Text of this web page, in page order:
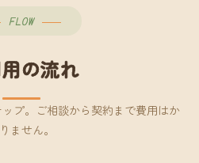
FLOW
の流れ
プ。ご相談から契約まで費用はか
ません。